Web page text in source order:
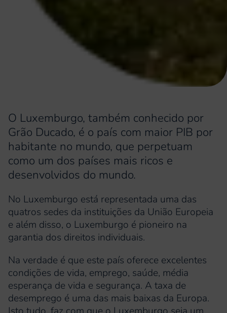
O Luxemburgo, também conhecido por
Grão Ducado, é o país com maior PIB por
habitante no mundo, que perpetuam
como um dos países mais ricos e
desenvolvidos do mundo.
No Luxemburgo está representada uma das
quatros sedes da instituições da União Europeia
e além disso, o Luxemburgo é pioneiro na
garantia dos direitos individuais.
Na verdade é que este país oferece excelentes
condições de vida, emprego, saúde, média
esperança de vida e segurança. A taxa de
desemprego é uma das mais baixas da Europa.